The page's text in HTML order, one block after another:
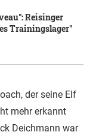
Reisinger
Trainingslager"
der seine Elf
mehr erkannt
Deichmann war